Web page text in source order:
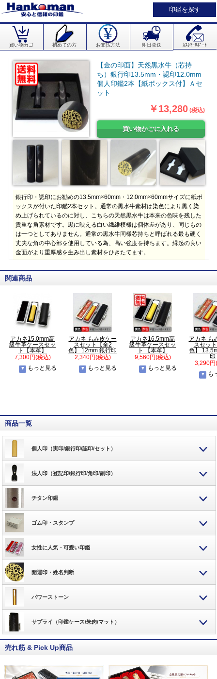
印鑑を探す
買い物カゴ 初めての方 お支払方法 即日発送 ｶｽﾀﾏｰｻﾎﾟｰﾄ
【金の印面】天然黒水牛（芯持
ち）銀行印13.5mm・認印12.0mm
個人印鑑2本【紙ボックス付】Ａセ
ット
￥13,280 (税込)
銀行印・認印にお勧めの13.5mm×60mm・12.0mm×60mmサイズに紙ボ
ックスが付いた印鑑2本セット。通常の黒水牛素材は染色により黒く染
め上げられているのに対し、こちらの天然黒水牛は本来の色味を残した
貴重な角素材です。黒に映える白い繊維模様は個体差があり、同じもの
は一つとしてありません。通常の黒水牛同様芯持ちと呼ばれる最も硬く
丈夫な角の中心部を使用している為、高い強度を持ちます。縁起の良い
金面がより重厚感を生み出し素材をひきたてます。
関連商品
アカネ15.0mm高
級牛革ケースセッ
ト【本革】
7,300円(税込)
もっと見る
アカネ もみ皮ケー
スセット【全2
色】 12mm 銀行印
2,340円(税込)
もっと見る
アカネ16.5mm高
級牛革ケースセッ
ト 【本革】
9,560円(税込)
もっと見る
アカネ も
スセッ
色】
印
3,290円
も
商品一覧
個人印（実印/銀行印/認印/セット）
法人印（登記印/銀行印/角印/副印）
チタン印鑑
ゴム印・スタンプ
女性に人気・可愛い印鑑
開運印・姓名判断
パワーストーン
サプライ（印鑑ケース/朱肉/マット）
売れ筋 & Pick Up商品